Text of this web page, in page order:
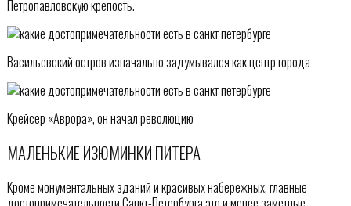
Петропавловскую крепость.
Васильевский остров изначально задумывался как центр города
Крейсер «Аврора», он начал революцию
МАЛЕНЬКИЕ ИЗЮМИНКИ ПИТЕРА
Кроме монументальных зданий и красивых набережных, главные